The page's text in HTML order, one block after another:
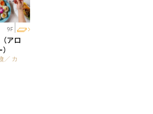
9F
アロ
／ カ